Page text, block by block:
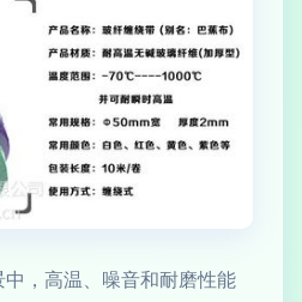
，高温、噪音和耐磨性能